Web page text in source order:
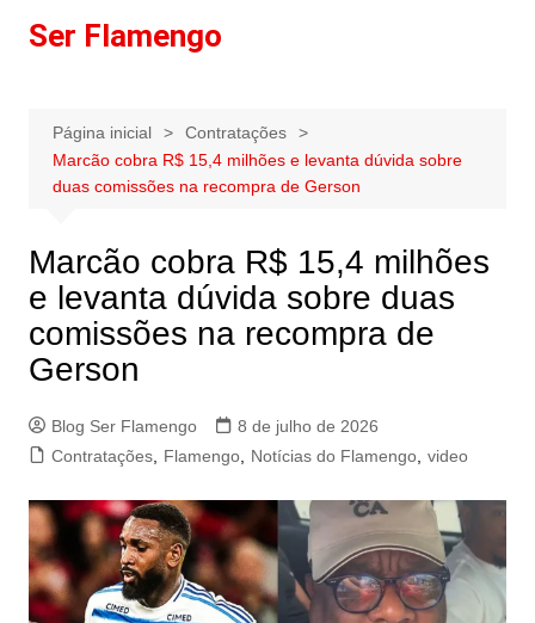
paraSer Flamengo
Página inicial
Contratações
Marcão cobra R$ 15,4 milhões e levanta dúvida sobre
duas comissões na recompra de Gerson
Marcão cobra R$ 15,4 milhões
e levanta dúvida sobre duas
comissões na recompra de
Gerson
Blog Ser Flamengo
8 de julho de 2026
Contratações, Flamengo, Notícias do Flamengo, video